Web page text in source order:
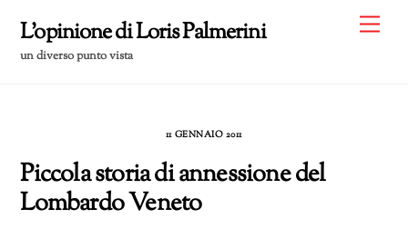
content
L'opinione di Loris Palmerini
un diverso punto vista
11 GENNAIO 2011
Piccola storia di annessione del
Lombardo Veneto